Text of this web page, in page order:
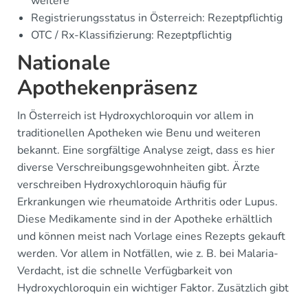
Registrierungsstatus in Österreich: Rezeptpflichtig
OTC / Rx-Klassifizierung: Rezeptpflichtig
Nationale
Apothekenpräsenz
In Österreich ist Hydroxychloroquin vor allem in
traditionellen Apotheken wie Benu und weiteren
bekannt. Eine sorgfältige Analyse zeigt, dass es hier
diverse Verschreibungsgewohnheiten gibt. Ärzte
verschreiben Hydroxychloroquin häufig für
Erkrankungen wie rheumatoide Arthritis oder Lupus.
Diese Medikamente sind in der Apotheke erhältlich
und können meist nach Vorlage eines Rezepts gekauft
werden. Vor allem in Notfällen, wie z. B. bei Malaria-
Verdacht, ist die schnelle Verfügbarkeit von
Hydroxychloroquin ein wichtiger Faktor. Zusätzlich gibt